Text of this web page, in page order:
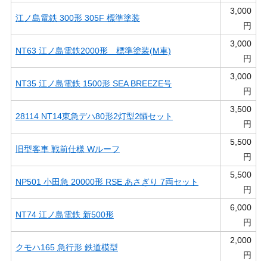
江ノ島電鉄 300形 305F 標準塗装
3,000
円
NT63 江ノ島電鉄2000形 標準塗装(M車)
3,000
円
NT35 江ノ島電鉄 1500形 SEA BREEZE号
3,000
円
28114 NT14東急デハ80形2灯型2輌セット
3,500
円
旧型客車 戦前仕様 Wルーフ
5,500
円
NP501 小田急 20000形 RSE あさぎり 7両セット
5,500
円
NT74 江ノ島電鉄 新500形
6,000
円
クモハ165 急行形 鉄道模型
2,000
円